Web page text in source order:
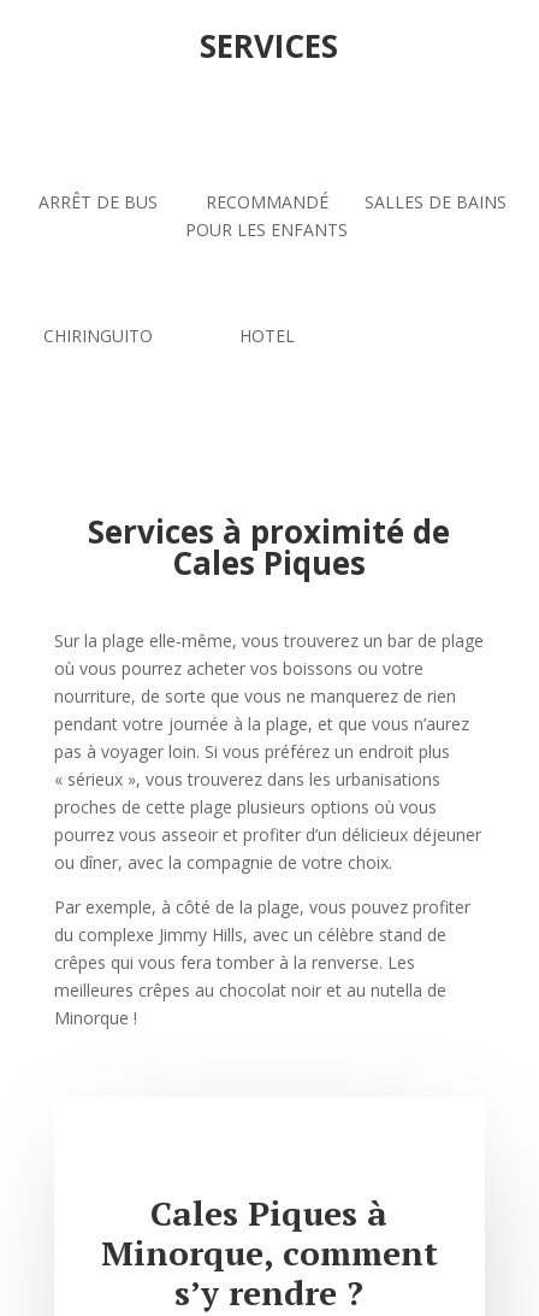
SERVICES
ARRÊT DE BUS
RECOMMANDÉ
POUR LES ENFANTS
SALLES DE BAINS
CHIRINGUITO HOTEL
Services à proximité de
Cales Piques
Sur la plage elle-même, vous trouverez un bar de plage
où vous pourrez acheter vos boissons ou votre
nourriture, de sorte que vous ne manquerez de rien
pendant votre journée à la plage, et que vous n’aurez
pas à voyager loin. Si vous préférez un endroit plus
« sérieux », vous trouverez dans les urbanisations
proches de cette plage plusieurs options où vous
pourrez vous asseoir et profiter d’un délicieux déjeuner
ou dîner, avec la compagnie de votre choix.
Par exemple, à côté de la plage, vous pouvez profiter
du complexe Jimmy Hills, avec un célèbre stand de
crêpes qui vous fera tomber à la renverse. Les
meilleures crêpes au chocolat noir et au nutella de
Minorque !
Cales Piques à
Minorque, comment
s’y rendre ?